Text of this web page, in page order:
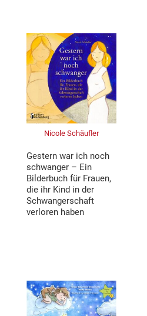
Nicole Schäufler
Gestern war ich noch
schwanger – Ein
Bilderbuch für Frauen,
die ihr Kind in der
Schwangerschaft
verloren haben